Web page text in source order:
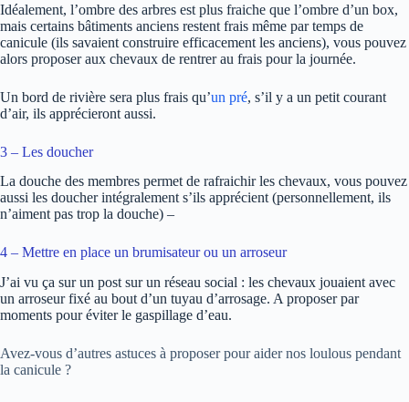
Idéalement, l’ombre des arbres est plus fraiche que l’ombre d’un box,
mais certains bâtiments anciens restent frais même par temps de
canicule (ils savaient construire efficacement les anciens), vous pouvez
alors proposer aux chevaux de rentrer au frais pour la journée.
Un bord de rivière sera plus frais qu’un pré, s’il y a un petit courant
d’air, ils apprécieront aussi.
3 – Les doucher
La douche des membres permet de rafraichir les chevaux, vous pouvez
aussi les doucher intégralement s’ils apprécient (personnellement, ils
n’aiment pas trop la douche) –
4 – Mettre en place un brumisateur ou un arroseur
J’ai vu ça sur un post sur un réseau social : les chevaux jouaient avec
un arroseur fixé au bout d’un tuyau d’arrosage. A proposer par
moments pour éviter le gaspillage d’eau.
Avez-vous d’autres astuces à proposer pour aider nos loulous pendant
la canicule ?